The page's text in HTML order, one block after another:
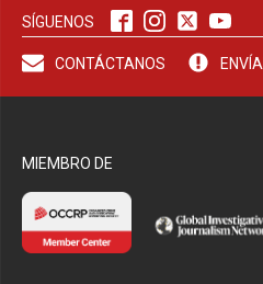
SÍGUENOS
CONTÁCTANOS
MIEMBRO DE